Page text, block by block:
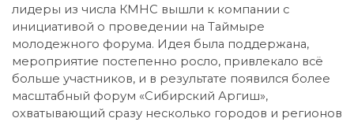
лидеры из числа КМНС вышли к компании с
инициативой о проведении на Таймыре
молодежного форума. Идея была поддержана,
мероприятие постепенно росло, привлекало всё
больше участников, и в результате появился более
масштабный форум «Сибирский Аргиш»,
охватывающий сразу несколько городов и регионов